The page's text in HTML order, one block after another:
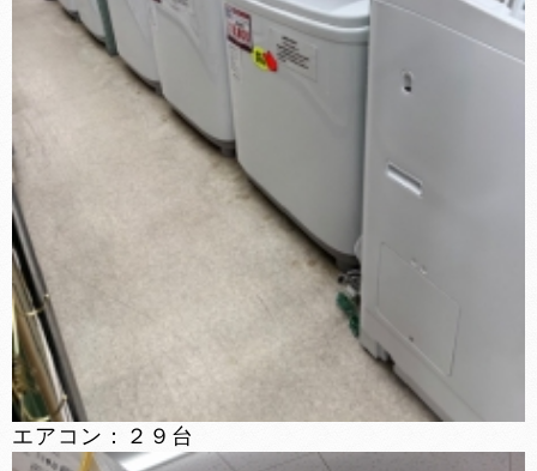
エアコン：２９台